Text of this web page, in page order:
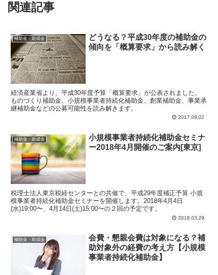
関連記事
補助金・助成金
どうなる？平成30年度の補助金の
傾向を「概算要求」から読み解く
経済産業省より、平成30年度予算「概算要求」が公表されました。
ものづくり補助金、小規模事業者持続化補助金、創業補助金、事業承
継補助金などの公募可能性を読み解きます。
2017.09.02
補助金・助成金
小規模事業者持続化補助金セミナ
ー2018年4月開催のご案内[東京]
税理士法人東京税経センターとの共催で、平成29年度補正予算 小規
模事業者持続化補助金セミナーを開催します。2018年4月4日
(水)19:00〜、4月14日(土)15:00〜の２回の予定です。
2018.03.29
補助金・助成金
会費・懇親会費は対象になる？補
助対象外の経費の考え方【小規模
事業者持続化補助金】